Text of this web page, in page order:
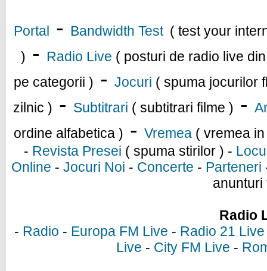
Portal - Bandwidth Test ( test your
) - Radio Live ( posturi de radio live
pe categorii ) - Jocuri ( spuma jocurilor
zilnic ) - Subtitrari ( subtitrari filme ) -
ordine alfabetica ) - Vremea ( vremea
- Revista Presei ( spuma stirilor ) -
Online - Jocuri Noi - Concerte - Parteneri
anunturi
Radio
- Radio - Europa FM Live - Radio 21 Live
Live - City FM Live -